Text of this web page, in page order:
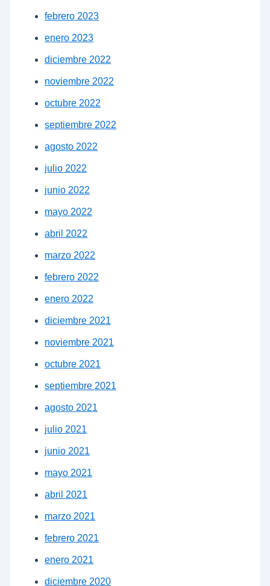
febrero 2023
enero 2023
diciembre 2022
noviembre 2022
octubre 2022
septiembre 2022
agosto 2022
julio 2022
junio 2022
mayo 2022
abril 2022
marzo 2022
febrero 2022
enero 2022
diciembre 2021
noviembre 2021
octubre 2021
septiembre 2021
agosto 2021
julio 2021
junio 2021
mayo 2021
abril 2021
marzo 2021
febrero 2021
enero 2021
diciembre 2020